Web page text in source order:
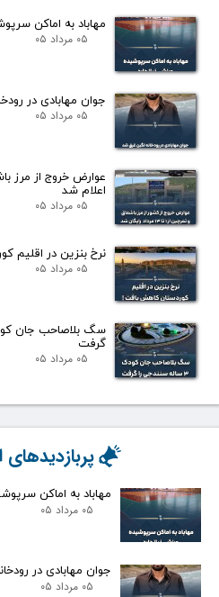
مهاباد به اماکن
۰۵ مرداد ۰۵
جوان مهابادی در
۰۵ مرداد ۰۵
عوارض خروج از مرز
اعلام شد
۰۵ مرداد ۰۵
نرخ بنزین در اقلیم
۰۵ مرداد ۰۵
گرفت
۰۵ مرداد ۰۵
مهاباد به اماکن
۰۵ مرداد ۰۵
جوان مهابادی در
۰۵ مرداد ۰۵